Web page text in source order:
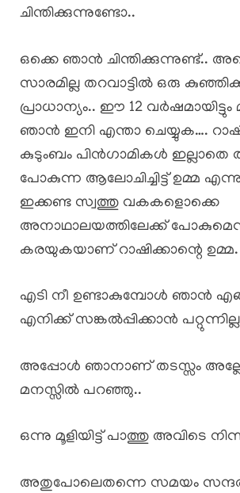
ചിന്തിക്കുന്നുണ്ടോ..
ഒക്കെ ഞാൻ ചിന്തിക്കുന്നുണ്ട്..
സാരമില്ല തറവാട്ടിൽ ഒരു
പ്രാധാന്യം.. ഈ 12
ഞാൻ ഇനി എന്താ ചെയ്യുക….
കുടുംബം പിൻഗാമികൾ ഇല്ലാതെ
പോകുന്ന ആലോചിച്ചിട്ട് ഉമ്മ
ഇക്കണ്ട സ്വത്തു വകകളൊക്കെ
അനാഥാലയത്തിലേക്ക്
കരയുകയാണ് റാഷിക്കാന്റെ ഉമ്മ.
എടി നീ ഉണ്ടാകുമ്പോൾ ഞാൻ
എനിക്ക് സങ്കൽപ്പിക്കാൻ
അപ്പോൾ ഞാനാണ് തടസ്സം
മനസ്സിൽ പറഞ്ഞു..
ഒന്നു മൂളിയിട്ട് പാത്തു അവിടെ
അതുപോലെതന്നെ സമയം